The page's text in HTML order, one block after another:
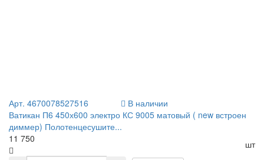
Арт. 4670078527516
В наличии
Ватикан П6 450х600 электро КС 9005 матовый ( new встроен
диммер) Полотенцесушите...
11 750
шт